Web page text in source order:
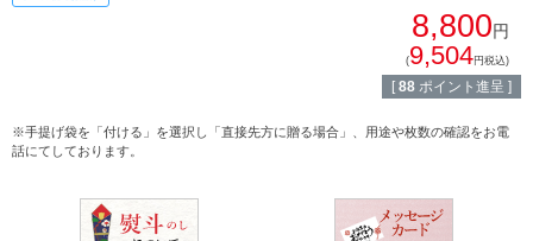
ゴルフコンペ
レトルトカレー
8,800円
(9,504円税込)
[ 88 ポイント進呈 ]
※手提げ袋を「付ける」を選択し「直接先方に贈る場合」、用途や枚数の確認をお電
話にてしております。